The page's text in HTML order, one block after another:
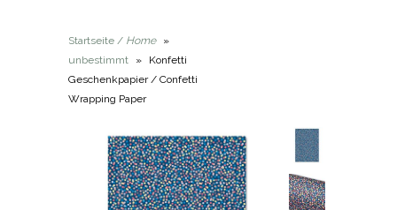
Startseite / Home
»
unbestimmt
»
Konfetti
Geschenkpapier / Confetti
Wrapping Paper